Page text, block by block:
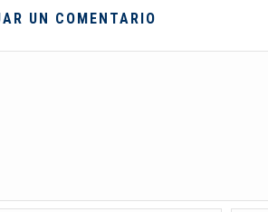
UN COMENTARIO